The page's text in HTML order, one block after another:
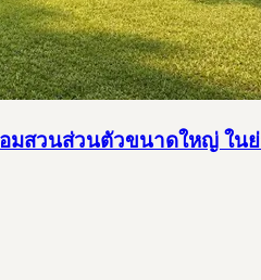
มสวนส่วนตัวขนาดใหญ่ ใน